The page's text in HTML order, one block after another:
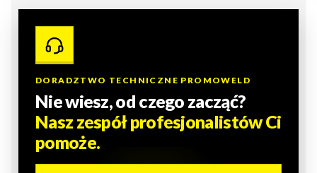
DORADZTWO TECHNICZNE PROMOWELD
Nie wiesz, od czego zacząć?
Nasz zespół profesjonalistów Ci
pomoże.